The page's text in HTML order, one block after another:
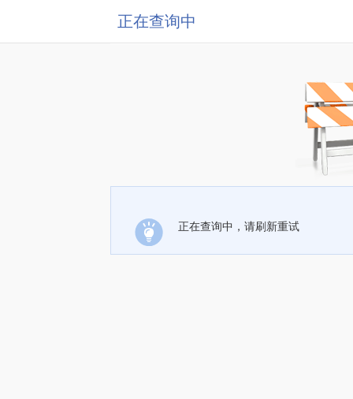
正在查询中
正在查询中，请刷新重试